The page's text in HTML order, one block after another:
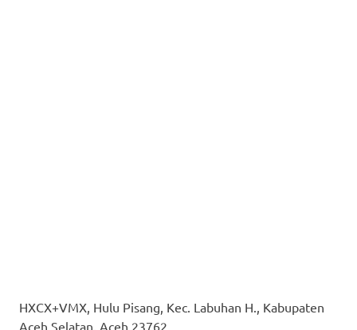
HXCX+VMX, Hulu Pisang, Kec. Labuhan H., Kabupaten
Aceh Selatan, Aceh 23762